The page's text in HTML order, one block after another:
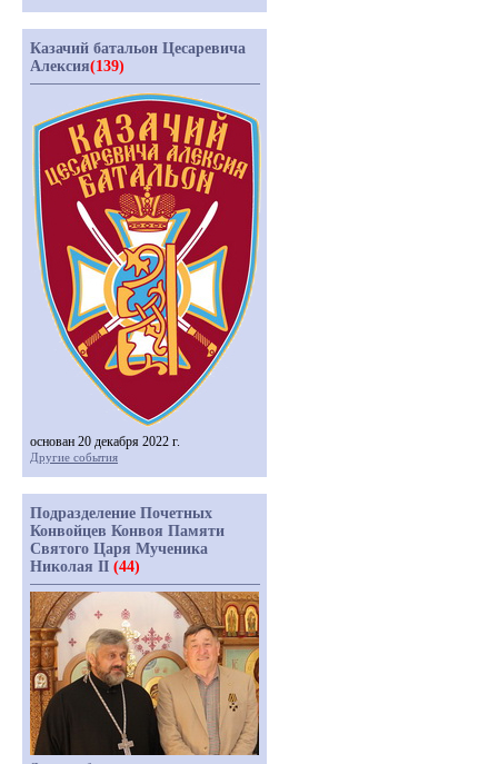
Казачий батальон Цесаревича
Алексия(139)
основан 20 декабря 2022 г.
Другие события
Подразделение Почетных
Конвойцев Конвоя Памяти
Святого Царя Мученика
Николая II (44)